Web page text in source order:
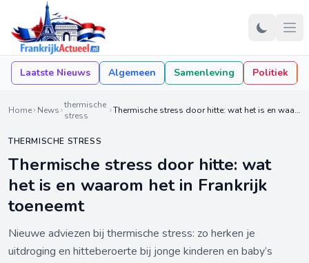
Laatste Nieuws Algemeen Samenleving Politiek
Home News thermische
stress
Thermische stress door hitte: wat het is en waarom het in Frankrijk toeneemt
THERMISCHE STRESS
Thermische stress door hitte: wat
het is en waarom het in Frankrijk
toeneemt
Nieuwe adviezen bij thermische stress: zo herken je
uitdroging en hitteberoerte bij jonge kinderen en baby’s